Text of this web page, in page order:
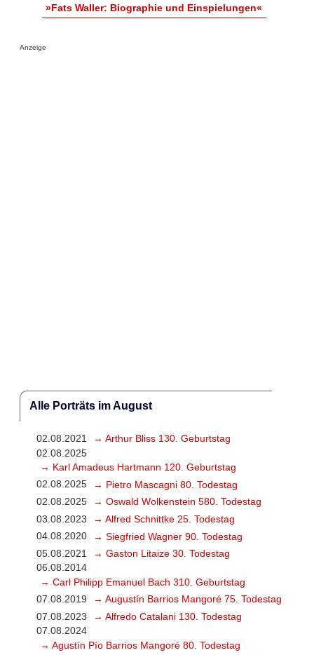
»Fats Waller: Biographie und Einspielungen«
Anzeige
Alle Porträts im August
02.08.2021
→ Arthur Bliss 130. Geburtstag
02.08.2025
→ Karl Amadeus Hartmann 120. Geburtstag
02.08.2025
→ Pietro Mascagni 80. Todestag
02.08.2025
→ Oswald Wolkenstein 580. Todestag
03.08.2023
→ Alfred Schnittke 25. Todestag
04.08.2020
→ Siegfried Wagner 90. Todestag
05.08.2021
→ Gaston Litaize 30. Todestag
06.08.2014
→ Carl Philipp Emanuel Bach 310. Geburtstag
07.08.2019
→ Augustín Barrios Mangoré 75. Todestag
07.08.2023
→ Alfredo Catalani 130. Todestag
07.08.2024
→ Agustín Pío Barrios Mangoré 80. Todestag